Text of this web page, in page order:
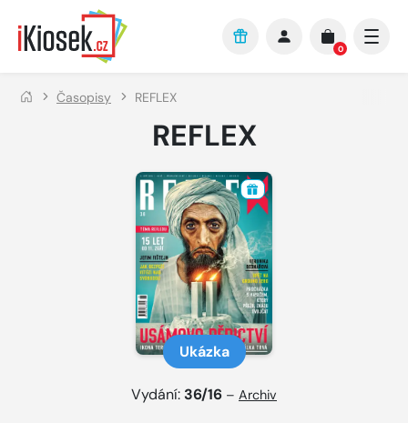
Přejít na hlavní obsah
0
Časopisy REFLEX
REFLEX
Ukázka
Vydání: 36/16 – Archiv